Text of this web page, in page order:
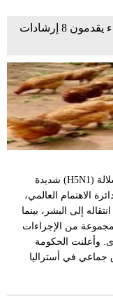
أنفلونزا الطيور تنتشر في أستراليا وخبراء يقدمون 8 إرشادات
مع تسجيل أستراليا أول نفوق جماعي بسبب السلالة (H5N1) شديدة
الاهتمام العالمي،
إلى البشر، بينما
من الإجراءات
وأعلنت الحكومة
جماعي في أستراليا